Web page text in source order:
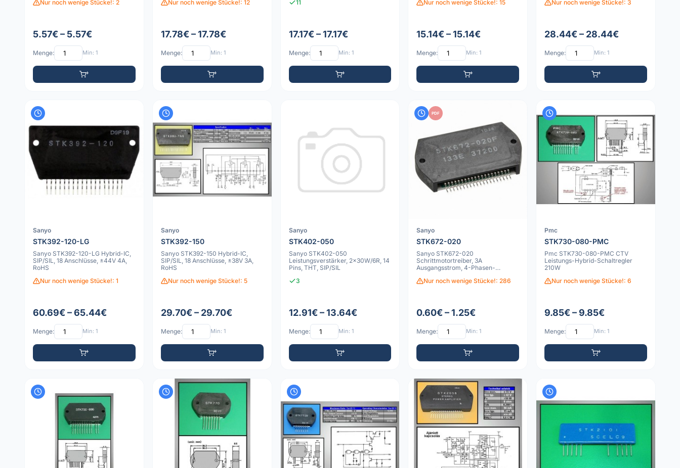
Nur noch wenige Stücke!: 2
5.57€ – 5.57€
Menge: Min: 1
Nur noch wenige Stücke!: 12
17.78€ – 17.78€
Menge: Min: 1
11
17.17€ – 17.17€
Menge: Min: 1
Nur noch wenige Stücke!: 15
15.14€ – 15.14€
Menge: Min: 1
Nur noch wenige Stücke!: 3
28.44€ – 28.44€
Menge: Min: 1
Sanyo
STK392-120-LG
Sanyo STK392-120-LG Hybrid-IC,
SIP/SIL, 18 Anschlüsse, ±44V 4A,
RoHS
Nur noch wenige Stücke!: 1
60.69€ – 65.44€
Menge: Min: 1
Sanyo
STK392-150
Sanyo STK392-150 Hybrid-IC,
SIP/SIL, 18 Anschlüsse, ±38V 3A,
RoHS
Nur noch wenige Stücke!: 5
29.70€ – 29.70€
Menge: Min: 1
Sanyo
STK402-050
Sanyo STK402-050
Leistungsverstärker, 2x30W/6R, 14
Pins, THT, SIP/SIL
3
12.91€ – 13.64€
Menge: Min: 1
PDF
Sanyo
STK672-020
Sanyo STK672-020
Schrittmotortreiber, 3A
Ausgangsstrom, 4-Phasen-
Nur noch wenige Stücke!: 286
0.60€ – 1.25€
Menge: Min: 1
Pmc
STK730-080-PMC
Pmc STK730-080-PMC CTV
Leistungs-Hybrid-Schaltregler
210W
Nur noch wenige Stücke!: 6
9.85€ – 9.85€
Menge: Min: 1